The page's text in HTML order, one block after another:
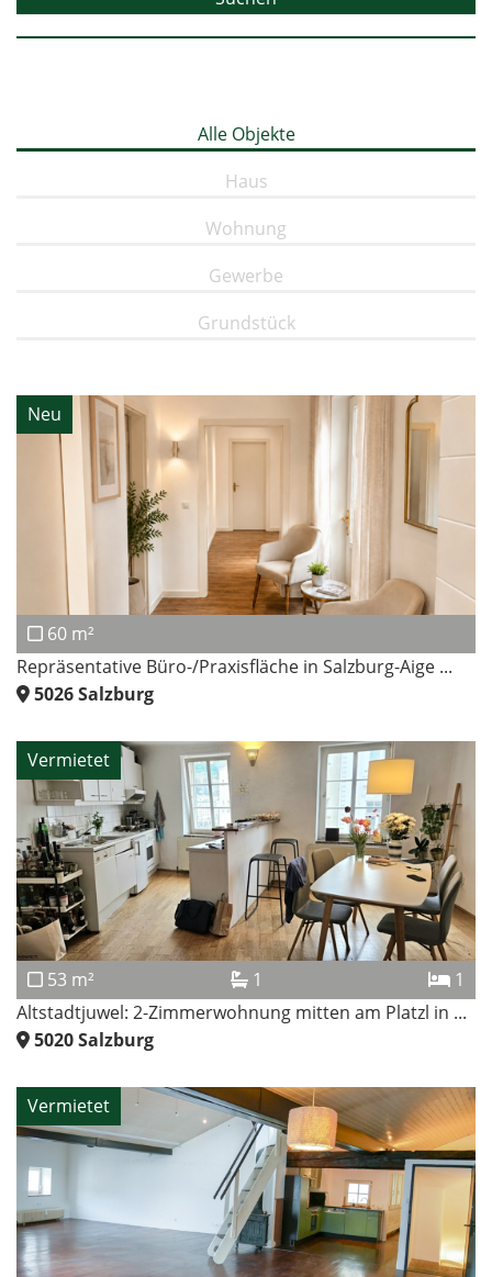
Alle Objekte
Haus
Wohnung
Gewerbe
Grundstück
Neu
60 m²
Repräsentative Büro-/Praxisfläche in Salzburg-Aige ...
5026Salzburg
Vermietet
53 m² 1
1
Altstadtjuwel: 2-Zimmerwohnung mitten am Platzl in ...
5020Salzburg
Vermietet